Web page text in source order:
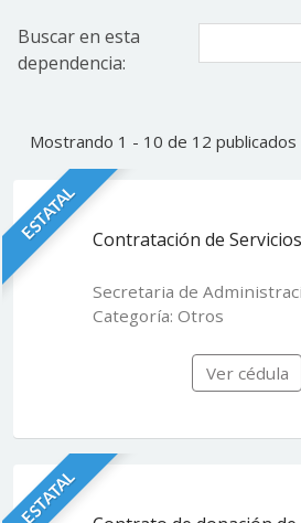
Buscar en esta
dependencia:
Mostrando 1 - 10 de 12 publicados
ESTATAL Contratación de Servicios
Secretaria de
Categoría: Otros
Ver cédula
ESTATAL